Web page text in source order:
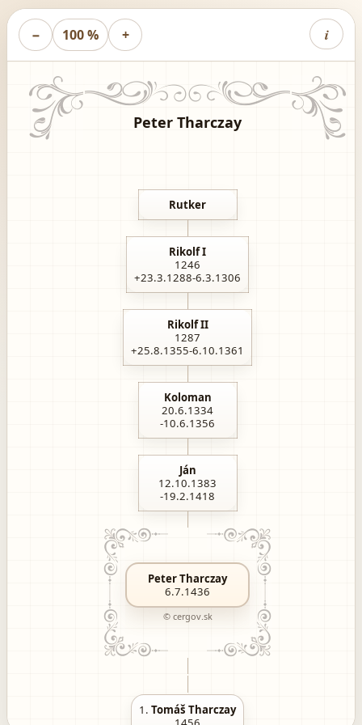
− 100 % + i
Peter Tharczay
Rutker
Rikolf I
1246
+23.3.1288-6.3.1306
Rikolf II
1287
+25.8.1355-6.10.1361
Koloman
20.6.1334
-10.6.1356
Ján
12.10.1383
-19.2.1418
Peter Tharczay
6.7.1436
© cergov.sk
1. Tomáš Tharczay